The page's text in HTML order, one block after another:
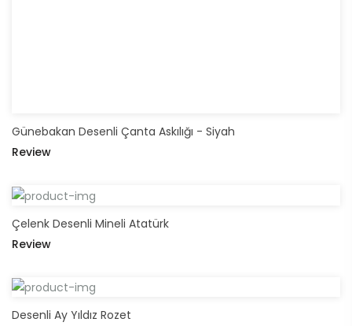
Günebakan Desenli Çanta Askılığı - Siyah
Review
Çelenk Desenli Mineli Atatürk
Review
Desenli Ay Yıldız Rozet